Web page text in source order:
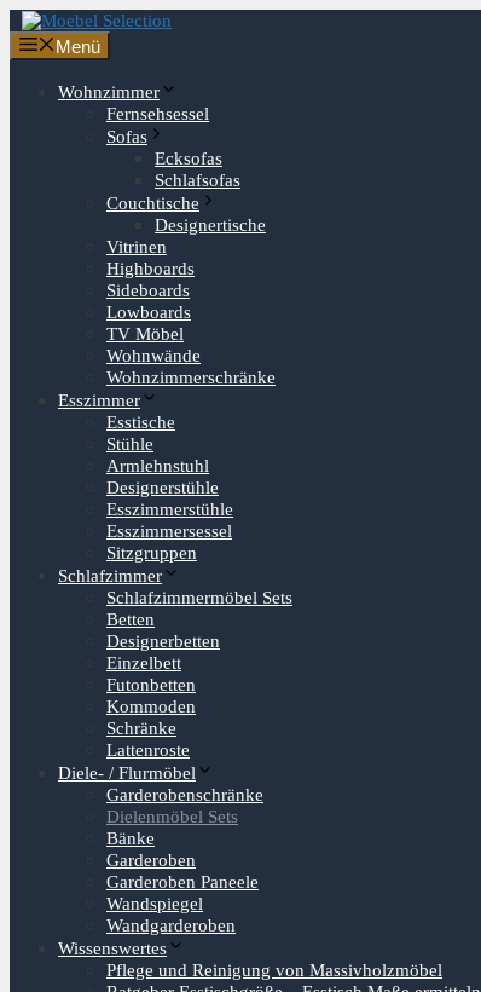
Zum
Inhalt
springen
Menü
Wohnzimmer
Fernsehsessel
Sofas
Ecksofas
Schlafsofas
Couchtische
Designertische
Vitrinen
Highboards
Sideboards
Lowboards
TV Möbel
Wohnwände
Wohnzimmerschränke
Esszimmer
Esstische
Stühle
Armlehnstuhl
Designerstühle
Esszimmerstühle
Esszimmersessel
Sitzgruppen
Schlafzimmer
Schlafzimmermöbel Sets
Betten
Designerbetten
Einzelbett
Futonbetten
Kommoden
Schränke
Lattenroste
Diele- / Flurmöbel
Garderobenschränke
Dielenmöbel Sets
Bänke
Garderoben
Garderoben Paneele
Wandspiegel
Wandgarderoben
Wissenswertes
Pflege und Reinigung von Massivholzmöbel